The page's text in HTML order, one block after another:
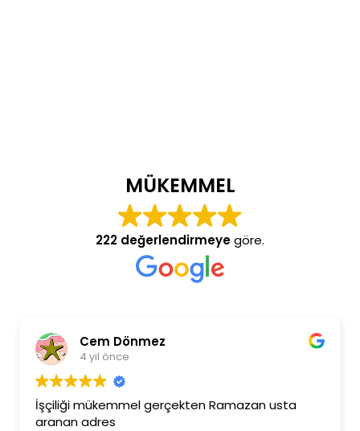
MÜKEMMEL
222 değerlendirmeyegöre.
Cem Dönmez
4 yıl önce
İşçiliği mükemmel gerçekten Ramazan usta
aranan adres